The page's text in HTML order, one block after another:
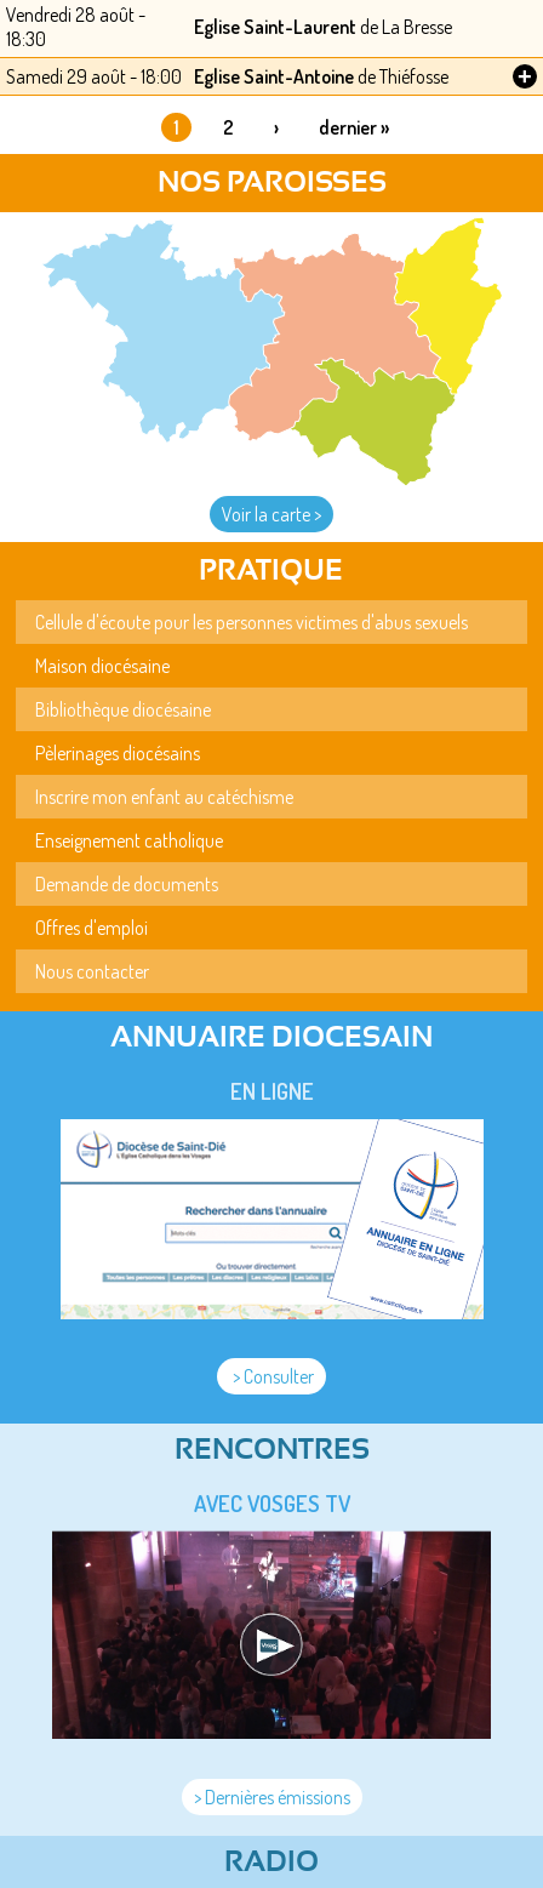
Vendredi 28 août -
18:30
Eglise Saint-Laurent de La Bresse
Samedi 29 août - 18:00 Eglise Saint-Antoinede Thiéfosse +
1 2 › dernier »
NOS PAROISSES
Voir la carte >
PRATIQUE
Cellule d'écoute pour les personnes victimes d'abus sexuels
Maison diocésaine
Bibliothèque diocésaine
Pèlerinages diocésains
Inscrire mon enfant au catéchisme
Enseignement catholique
Demande de documents
Offres d'emploi
Nous contacter
ANNUAIRE DIOCESAIN
EN LIGNE
> Consulter
RENCONTRES
AVEC VOSGES TV
> Dernières émissions
RADIO